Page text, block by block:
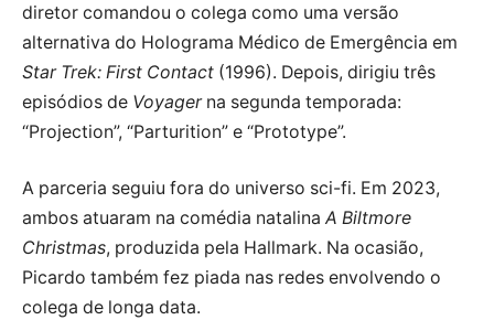
diretor comandou o colega como uma versão
alternativa do Holograma Médico de Emergência em
Star Trek: First Contact (1996). Depois, dirigiu três
episódios de Voyagerna segunda temporada:
“Projection”, “Parturition” e “Prototype”.
A parceria seguiu fora do universo sci-fi. Em 2023,
ambos atuaram na comédia natalina A Biltmore
Christmas, produzida pela Hallmark. Na ocasião,
Picardo também fez piada nas redes envolvendo o
colega de longa data.